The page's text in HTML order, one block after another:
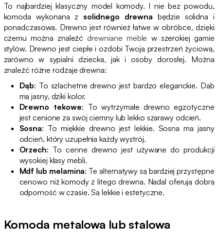
To najbardziej klasyczny model komody. I nie bez powodu,
komoda wykonana z solidnego drewna będzie solidna i
ponadczasowa. Drewno jest również łatwe w obróbce, dzięki
czemu można znaleźć drewniane meble w szerokiej gamie
stylów. Drewno jest ciepłe i ozdobi Twoją przestrzeń życiową,
zarówno w sypialni dziecka, jak i osoby dorosłej. Można
znaleźć różne rodzaje drewna:
Dąb: To szlachetne drewno jest bardzo eleganckie. Dąb
ma jasny, dziki kolor.
Drewno tekowe: To wytrzymałe drewno egzotyczne
jest cenione za swój ciemny lub lekko szarawy odcień.
Sosna: To miękkie drewno jest lekkie. Sosna ma jasny
odcień, który uzupełnia każdy wystrój.
Orzech: To cenne drewno jest używane do produkcji
wysokiej klasy mebli.
Mdf lub melamina: Te alternatywy są bardziej przystępne
cenowo niż komody z litego drewna. Nadal oferują dobrą
odporność w czasie. Są lekkie i estetyczne.
Komoda metalowa lub stalowa